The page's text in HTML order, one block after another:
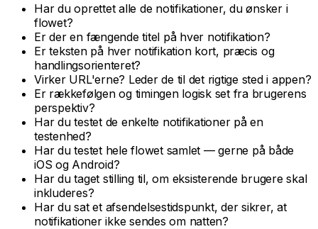
Har du oprettet alle de notifikationer, du ønsker i
flowet?
Er der en fængende titel på hver notifikation?
Er teksten på hver notifikation kort, præcis og
handlingsorienteret?
Virker URL'erne? Leder de til det rigtige sted i appen?
Er rækkefølgen og timingen logisk set fra brugerens
perspektiv?
Har du testet de enkelte notifikationer på en
testenhed?
Har du testet hele flowet samlet — gerne på både
iOS og Android?
Har du taget stilling til, om eksisterende brugere skal
inkluderes?
Har du sat et afsendelsestidspunkt, der sikrer, at
notifikationer ikke sendes om natten?